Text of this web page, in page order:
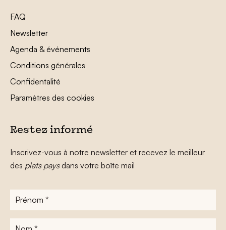
FAQ
Newsletter
Agenda & événements
Conditions générales
Confidentalité
Paramètres des cookies
Restez informé
Inscrivez-vous à notre newsletter et recevez le meilleur
des plats paysdans votre boîte mail
Prénom
Nom